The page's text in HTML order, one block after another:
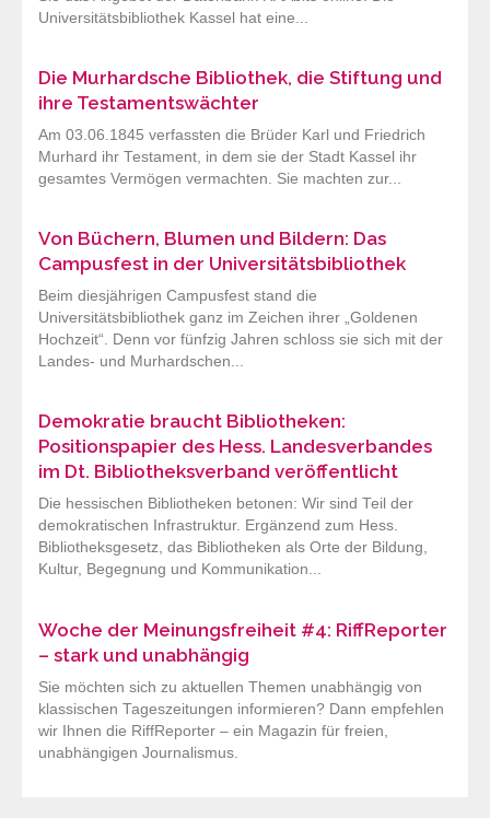
Universitätsbibliothek Kassel hat eine...
Die Murhardsche Bibliothek, die Stiftung und
ihre Testamentswächter
Am 03.06.1845 verfassten die Brüder Karl und Friedrich
Murhard ihr Testament, in dem sie der Stadt Kassel ihr
gesamtes Vermögen vermachten. Sie machten zur...
Von Büchern, Blumen und Bildern: Das
Campusfest in der Universitätsbibliothek
Beim diesjährigen Campusfest stand die
Universitätsbibliothek ganz im Zeichen ihrer „Goldenen
Hochzeit“. Denn vor fünfzig Jahren schloss sie sich mit der
Landes- und Murhardschen...
Demokratie braucht Bibliotheken:
Positionspapier des Hess. Landesverbandes
im Dt. Bibliotheksverband veröffentlicht
Die hessischen Bibliotheken betonen: Wir sind Teil der
demokratischen Infrastruktur. Ergänzend zum Hess.
Bibliotheksgesetz, das Bibliotheken als Orte der Bildung,
Kultur, Begegnung und Kommunikation...
Woche der Meinungsfreiheit #4: RiffReporter
– stark und unabhängig
Sie möchten sich zu aktuellen Themen unabhängig von
klassischen Tageszeitungen informieren? Dann empfehlen
wir Ihnen die RiffReporter – ein Magazin für freien,
unabhängigen Journalismus.